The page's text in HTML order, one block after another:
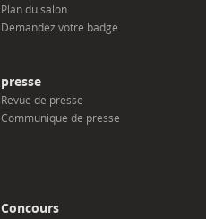
Demandez votre badge
Plan du salon
presse
Communique de presse
Revue de presse
Concours